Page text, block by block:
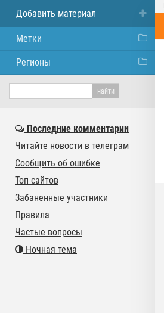
Добавить материал
Метки
Регионы
Последние комментарии
Читайте новости в телеграм
Сообщить об ошибке
Топ сайтов
Забаненные участники
Правила
Частые вопросы
Ночная тема